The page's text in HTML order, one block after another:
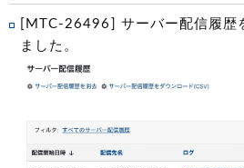
[MTC-26496] サーバー配信履歴
ました。